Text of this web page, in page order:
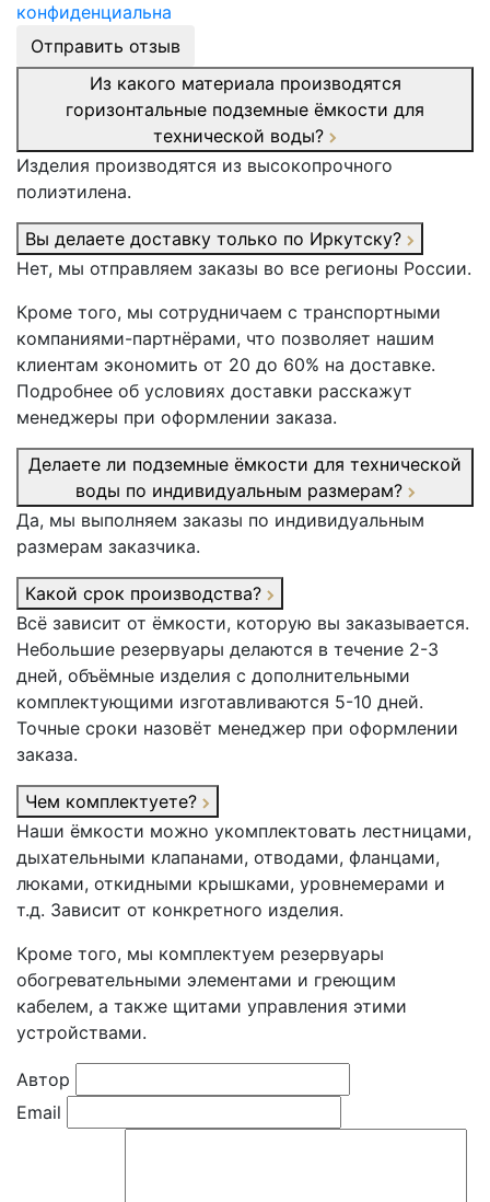
конфиденциальна
Отправить отзыв
Из какого материала производятся
горизонтальные подземные ёмкости для
технической воды?
Изделия производятся из высокопрочного
полиэтилена.
Вы делаете доставку только по Иркутску?
Нет, мы отправляем заказы во все регионы России.
Кроме того, мы сотрудничаем с транспортными
компаниями-партнёрами, что позволяет нашим
клиентам экономить от 20 до 60% на доставке.
Подробнее об условиях доставки расскажут
менеджеры при оформлении заказа.
Делаете ли подземные ёмкости для технической
воды по индивидуальным размерам?
Да, мы выполняем заказы по индивидуальным
размерам заказчика.
Какой срок производства?
Всё зависит от ёмкости, которую вы заказывается.
Небольшие резервуары делаются в течение 2-3
дней, объёмные изделия с дополнительными
комплектующими изготавливаются 5-10 дней.
Точные сроки назовёт менеджер при оформлении
заказа.
Чем комплектуете?
Наши ёмкости можно укомплектовать лестницами,
дыхательными клапанами, отводами, фланцами,
люками, откидными крышками, уровнемерами и
т.д. Зависит от конкретного изделия.
Кроме того, мы комплектуем резервуары
обогревательными элементами и греющим
кабелем, а также щитами управления этими
устройствами.
Автор
Email